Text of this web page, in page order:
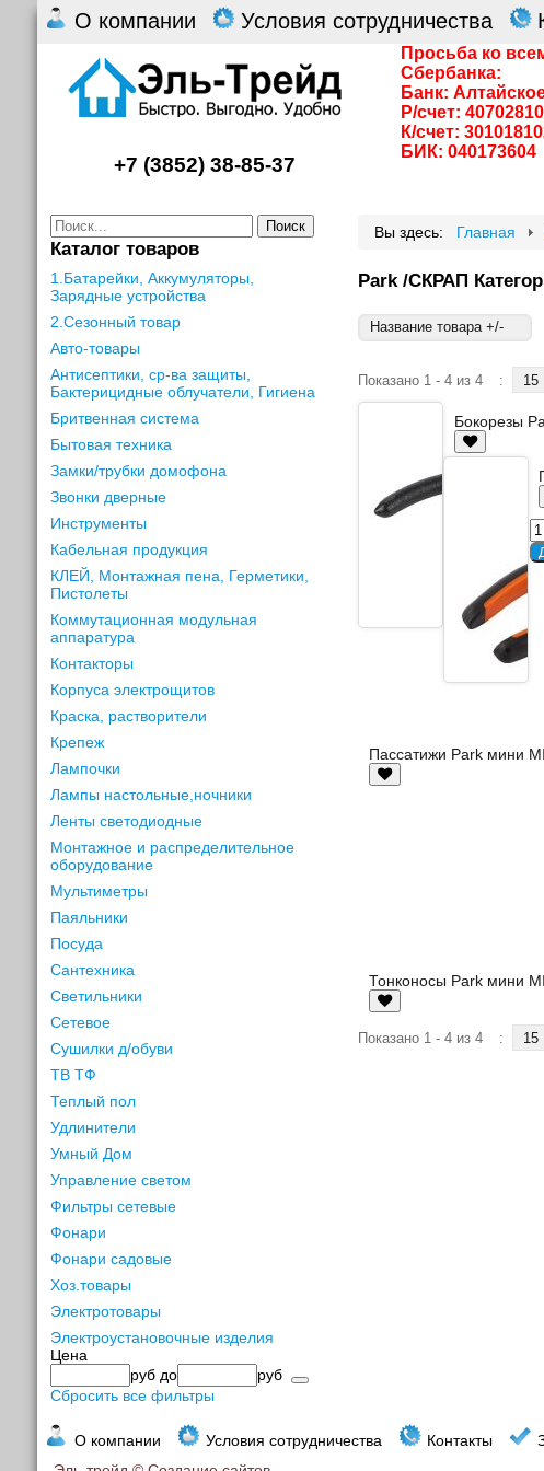
О компании Условия сотрудничества
Просьба ко
Сбербанка:
Банк:
Р/счет:
К/счет:
БИК: 040173604
+7 (3852) 38-85-37
Поиск
Каталог товаров
1.Батарейки, Аккумуляторы,
Зарядные устройства
2.Сезонный товар
Авто-товары
Антисептики, ср-ва защиты,
Бактерицидные облучатели, Гигиена
Бритвенная система
Бытовая техника
Замки/трубки домофона
Звонки дверные
Инструменты
Кабельная продукция
КЛЕЙ, Монтажная пена, Герметики,
Пистолеты
Коммутационная модульная
аппаратура
Контакторы
Корпуса электрощитов
Краска, растворители
Крепеж
Лампочки
Лампы настольные,ночники
Ленты светодиодные
Монтажное и распределительное
оборудование
Мультиметры
Паяльники
Посуда
Сантехника
Светильники
Сетевое
Сушилки д/обуви
ТВ ТФ
Теплый пол
Удлинители
Умный Дом
Управление светом
Фильтры сетевые
Фонари
Фонари садовые
Хоз.товары
Электротовары
Электроустановочные изделия
Цена
руб до
руб
Сбросить все фильтры
Вы здесь: Главная
Park /СКРАП
Название товара +/-
Показано 1 - 4 из 4 :
Бокорезы
Пассатижи Park мини
Тонконосы Park мини
Показано 1 - 4 из 4 :
О компании Условия сотрудничества Контакты